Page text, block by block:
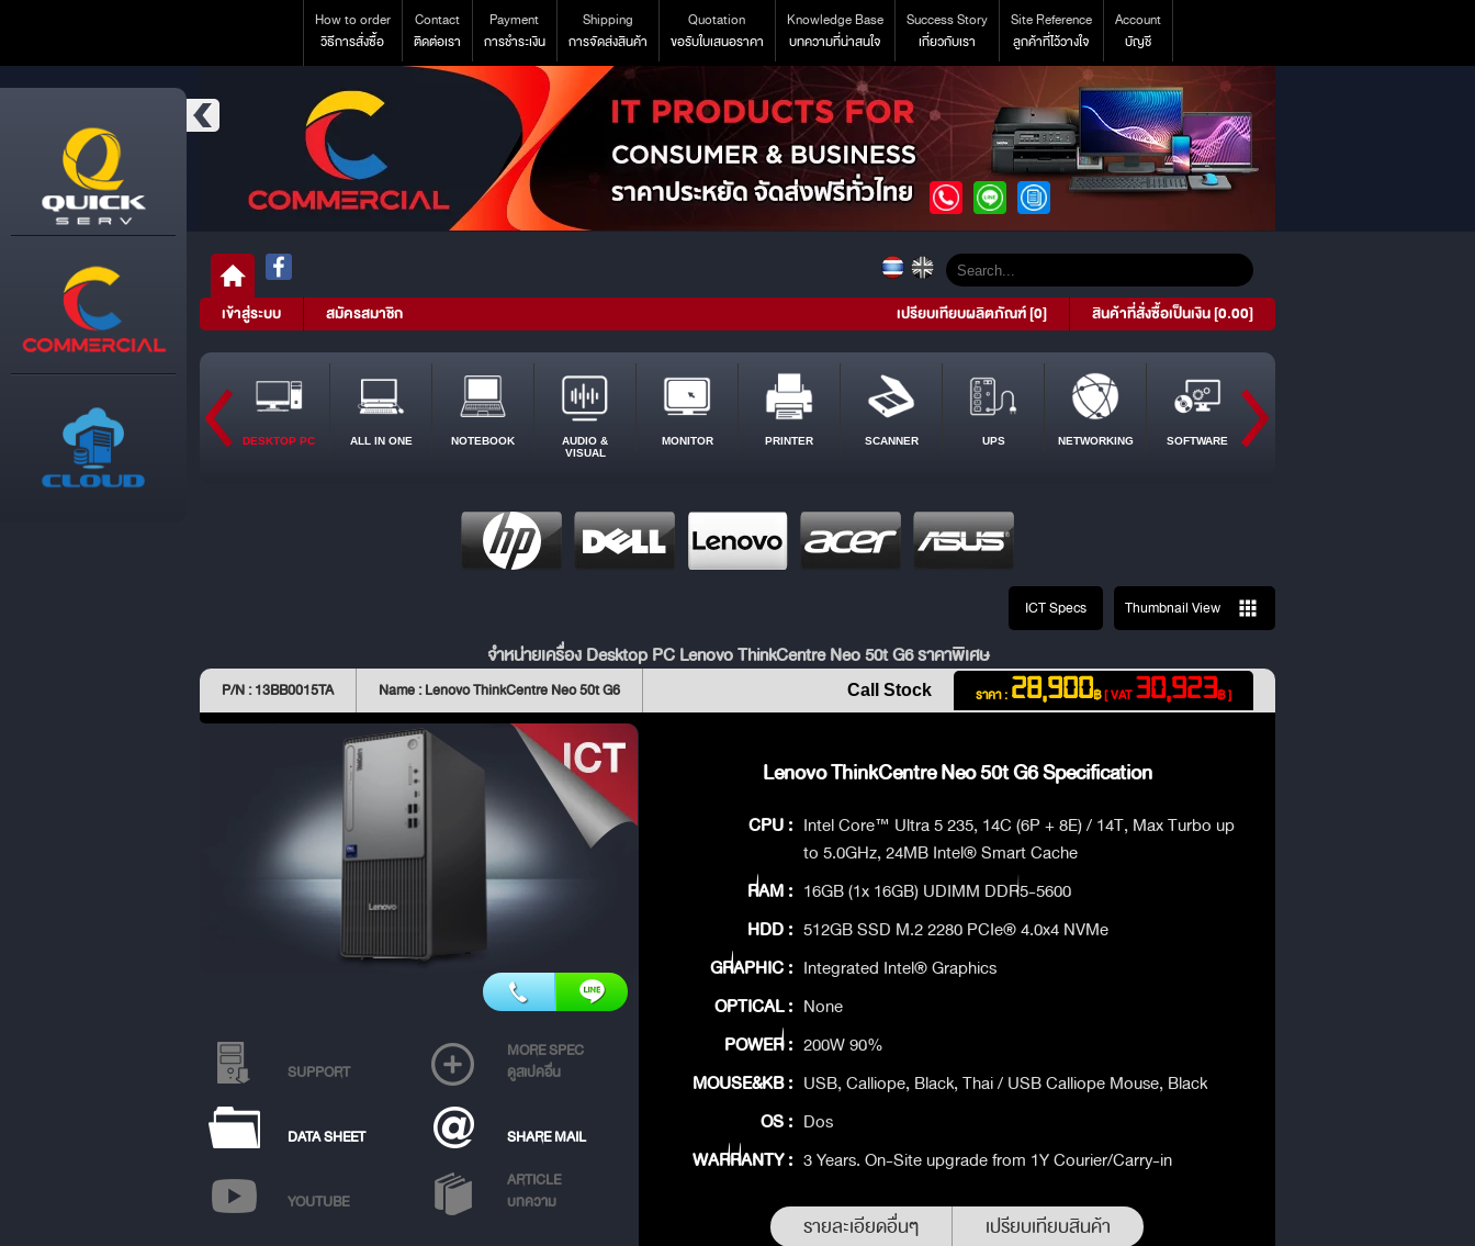
How to order
วิธีการสั่งซื้อ
Contact
ติดต่อเรา
Payment
การชำระเงิน
Shipping
การจัดส่งสินค้า
Quotation
ขอรับใบเสนอราคา
Knowledge Base
บทความที่น่าสนใจ
Success Story
เกี่ยวกับเรา
Site Reference
ลูกค้าที่ไว้วางใจ
Account
บัญชี
เข้าสู่ระบบ สมัครสมาชิก สินค้าที่สั่งซื้อเป็นเงิน [0.00]
เปรียบเทียบผลิตภัณฑ์ [0]
DESKTOP PC ALL IN ONE NOTEBOOK
AUDIO &
VISUAL
MONITOR PRINTER SCANNER UPS NETWORKING SOFTWARE
ICT Specs Thumbnail View
จำหน่ายเครื่อง Desktop PC Lenovo ThinkCentre Neo 50t G6 ราคาพิเศษ
P/N : 13BB0015TA Name : Lenovo ThinkCentre Neo 50t G6 ราคา : 28,900฿[ VAT30,923฿ ]
Call Stock
SUPPORT
MORE SPEC
ดูสเปคอื่น
DATA SHEET SHARE MAIL
YOUTUBE
ARTICLE
บทความ
Lenovo ThinkCentre Neo 50t G6 Specification
CPU : Intel Core™ Ultra 5 235, 14C (6P + 8E) / 14T, Max Turbo up
to 5.0GHz, 24MB Intel® Smart Cache
RAM : 16GB (1x 16GB) UDIMM DDR5-5600
HDD : 512GB SSD M.2 2280 PCIe® 4.0x4 NVMe
GRAPHIC : Integrated Intel® Graphics
OPTICAL : None
POWER : 200W 90%
MOUSE&KB : USB, Calliope, Black, Thai / USB Calliope Mouse, Black
OS : Dos
WARRANTY : 3 Years. On-Site upgrade from 1Y Courier/Carry-in
รายละเอียดอื่นๆ เปรียบเทียบสินค้า